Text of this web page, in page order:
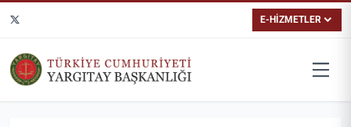
E-HİZMETLER